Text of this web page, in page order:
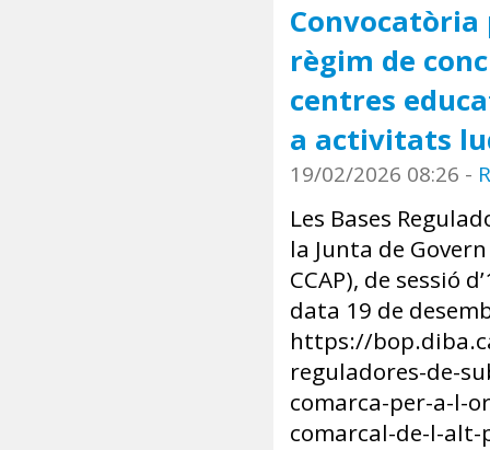
Convocatòria
règim de
centres
a activitats
19/02/2026 08:26 -
Les Bases
la Junta de
CCAP), de sessió
data 19 de
https://
reguladores-de-
comarca-per-a-l-
comarcal-de-l-alt-